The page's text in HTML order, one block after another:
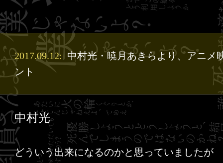
2017.09.12: 中村光・暁月あきらより、アニメ
ント
中村光
どういう出来になるのかと思っていましたが